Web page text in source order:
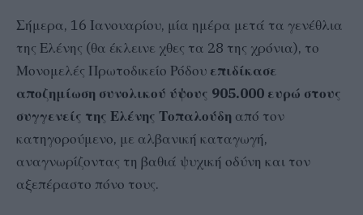
Σήμερα, 16 Ιανουαρίου, μία ημέρα μετά τα γενέθλια
της Ελένης (θα έκλεινε χθες τα 28 της χρόνια), το
Μονομελές Πρωτοδικείο Ρόδου επιδίκασε
αποζημίωση συνολικού ύψους 905.000 ευρώ στους
συγγενείς της Ελένης Τοπαλούδη από τον
κατηγορούμενο, με αλβανική καταγωγή,
αναγνωρίζοντας τη βαθιά ψυχική οδύνη και τον
αξεπέραστο πόνο τους.